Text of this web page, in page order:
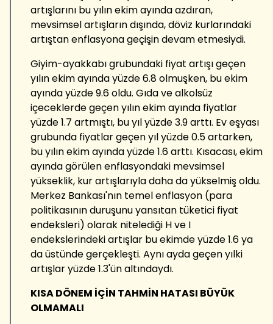
artışlarını bu yılın ekim ayında azdıran,
mevsimsel artışların dışında, döviz kurlarındaki
artıştan enflasyona geçişin devam etmesiydi.
Giyim-ayakkabı grubundaki fiyat artışı geçen
yılın ekim ayında yüzde 6.8 olmuşken, bu ekim
ayında yüzde 9.6 oldu. Gıda ve alkolsüz
içeceklerde geçen yılın ekim ayında fiyatlar
yüzde 1.7 artmıştı, bu yıl yüzde 3.9 arttı. Ev eşyası
grubunda fiyatlar geçen yıl yüzde 0.5 artarken,
bu yılın ekim ayında yüzde 1.6 arttı. Kısacası, ekim
ayında görülen enflasyondaki mevsimsel
yükseklik, kur artışlarıyla daha da yükselmiş oldu.
Merkez Bankası'nın temel enflasyon (para
politikasının duruşunu yansıtan tüketici fiyat
endeksleri) olarak nitelediği H ve I
endekslerindeki artışlar bu ekimde yüzde 1.6 ya
da üstünde gerçekleşti. Aynı ayda geçen yılki
artışlar yüzde 1.3'ün altındaydı.
KISA DÖNEM İÇİN TAHMİN HATASI BÜYÜK
OLMAMALI